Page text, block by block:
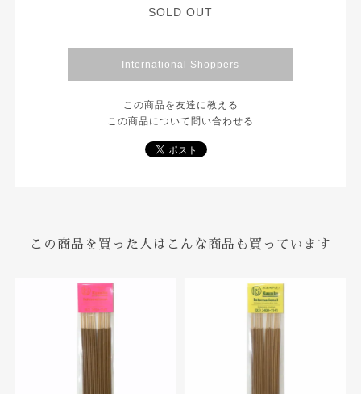
SOLD OUT
International Shoppers
この商品を友達に教える
この商品について問い合わせる
この商品を買った人はこんな商品も買っています